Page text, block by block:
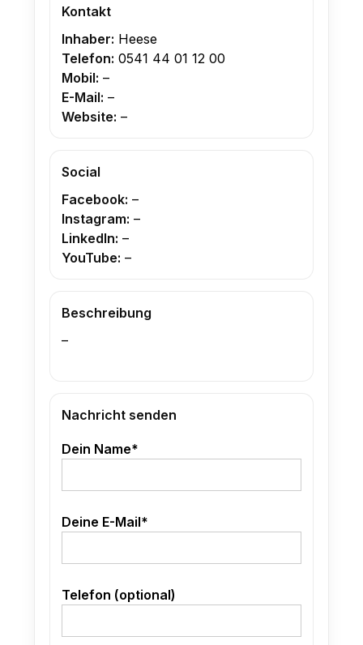
Kontakt
Inhaber: Heese
Telefon: 0541 44 01 12 00
Mobil: –
E-Mail: –
Website: –
Social
Facebook: –
Instagram: –
LinkedIn: –
YouTube: –
Beschreibung
–
Nachricht senden
Dein Name*
Deine E-Mail*
Telefon (optional)